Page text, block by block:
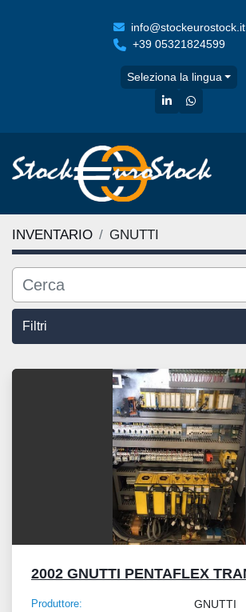
info@stockeurostock.it
+39 05321824599
Seleziona la lingua
linkedinwhatsapp
INVENTARIO GNUTTI
Filtri
Tutte le categorie
Ordina per
2002 GNUTTI PENTAFLEX
Produttore: GNUTTI